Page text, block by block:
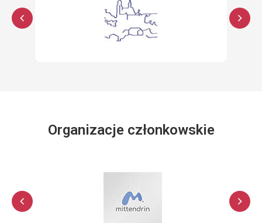
Organizacje członkowskie